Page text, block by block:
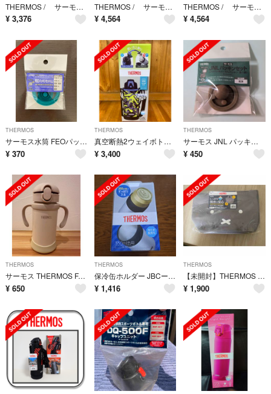
THERMOS / サーモス ◆保冷炭酸飲料ボトル 0.75L シルバー FJK-750 生活雑貨【未使用】 [0220563119]
¥ 3,376
THERMOS / サーモス ◆ステンレス製携帯用まほうびん 1.0L ダークグレー JOSー1000 DGY 生活雑貨【未使用】 [0220562403]
¥ 4,564
THERMOS / サーモス ◆ステンレス製携帯用まほうびん 1.0L ミントブルー JOS-1000 MBL 生活雑貨【未使用】 [0220562402]
¥ 4,564
THERMOS
サーモス水筒 FEOパッキンセット(L)
¥ 370
THERMOS
真空断熱2ウェイボトル FJJ-802WF ブラックイエロー
¥ 3,400
THERMOS
サーモス JNL パッキンセット(1セット)
¥ 450
THERMOS
サーモス THERMOS FJT-350 BE まほうびんのベビーストローマグ
¥ 650
THERMOS
保冷缶ホルダー JBCー352 シルバー SL
¥ 1,416
THERMOS
【未開封】THERMOS 保冷ランチバッグ ミッフィー グレー
¥ 1,900